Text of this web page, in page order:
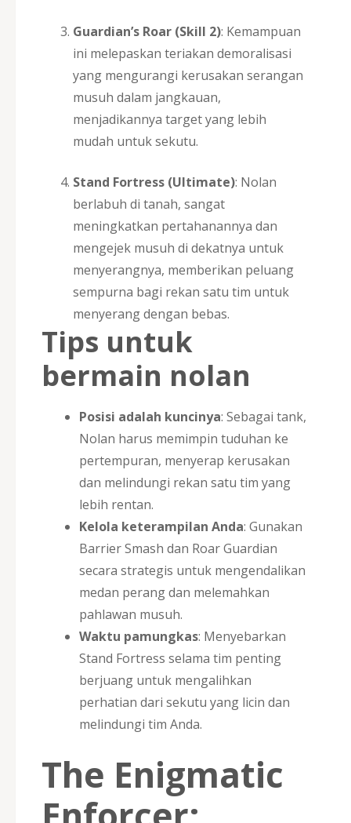
Guardian’s Roar (Skill 2): Kemampuan
ini melepaskan teriakan demoralisasi
yang mengurangi kerusakan serangan
musuh dalam jangkauan,
menjadikannya target yang lebih
mudah untuk sekutu.
Stand Fortress (Ultimate): Nolan
berlabuh di tanah, sangat
meningkatkan pertahanannya dan
mengejek musuh di dekatnya untuk
menyerangnya, memberikan peluang
sempurna bagi rekan satu tim untuk
menyerang dengan bebas.
Tips untuk
bermain nolan
Posisi adalah kuncinya: Sebagai tank,
Nolan harus memimpin tuduhan ke
pertempuran, menyerap kerusakan
dan melindungi rekan satu tim yang
lebih rentan.
Kelola keterampilan Anda: Gunakan
Barrier Smash dan Roar Guardian
secara strategis untuk mengendalikan
medan perang dan melemahkan
pahlawan musuh.
Waktu pamungkas: Menyebarkan
Stand Fortress selama tim penting
berjuang untuk mengalihkan
perhatian dari sekutu yang licin dan
melindungi tim Anda.
The Enigmatic